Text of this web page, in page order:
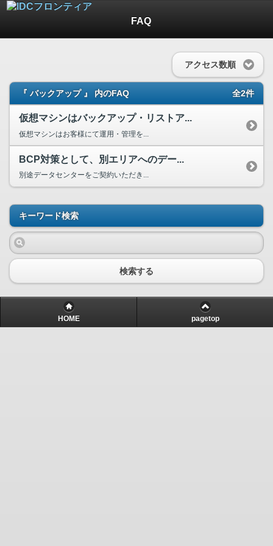
FAQ
アクセス数順
『 バックアップ 』 内のFAQ 全2件
仮想マシンはバックアップ・リストア...
仮想マシンはお客様にて運用・管理を...
BCP対策として、別エリアへのデー...
別途データセンターをご契約いただき...
キーワード検索
検索する
HOME pagetop